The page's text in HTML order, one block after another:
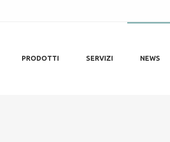
PRODOTTI SERVIZI NEWS